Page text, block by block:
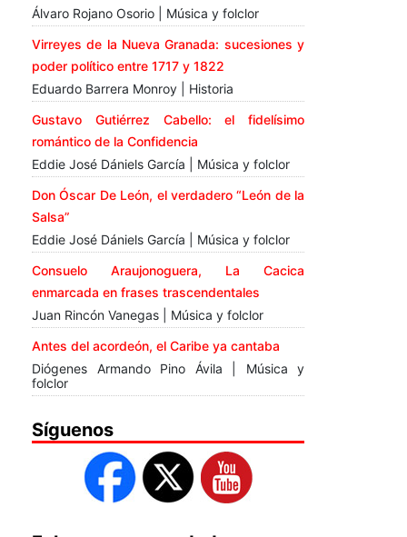
Álvaro Rojano Osorio | Música y folclor
Virreyes de la Nueva Granada: sucesiones y
poder político entre 1717 y 1822
Eduardo Barrera Monroy | Historia
Gustavo Gutiérrez Cabello: el fidelísimo
romántico de la Confidencia
Eddie José Dániels García | Música y folclor
Don Óscar De León, el verdadero “León de la
Salsa”
Eddie José Dániels García | Música y folclor
Consuelo Araujonoguera, La Cacica
enmarcada en frases trascendentales
Juan Rincón Vanegas | Música y folclor
Antes del acordeón, el Caribe ya cantaba
Diógenes Armando Pino Ávila | Música y
folclor
Síguenos